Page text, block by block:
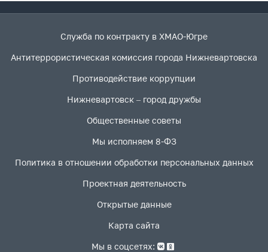
Служба по контракту в ХМАО-Югре
Антитеррористическая комиссия города Нижневартовска
Противодействие коррупции
Нижневартовск – город дружбы
Общественные советы
Мы исполняем 8-ФЗ
Политика в отношении обработки персональных данных
Проектная деятельность
Открытые данные
Карта сайта
Мы в соцсетях: